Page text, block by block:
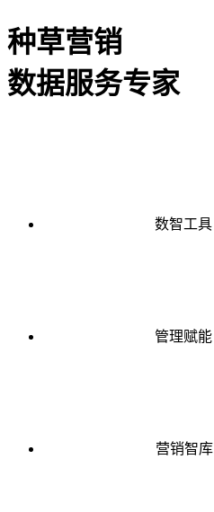
种草营销
数据服务专家
数智工具
管理赋能
营销智库